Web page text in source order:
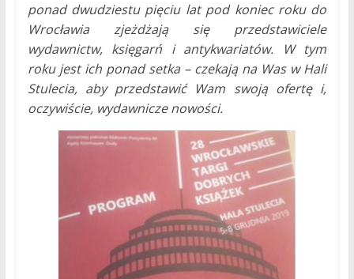
ponad dwudziestu pięciu lat pod koniec roku do
Wrocławia zjeżdżają się przedstawiciele
wydawnictw, księgarń i antykwariatów. W tym
roku jest ich ponad setka – czekają na Was w Hali
Stulecia, aby przedstawić Wam swoją ofertę i,
oczywiście, wydawnicze nowości.